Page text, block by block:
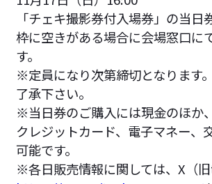
「チェキ撮影券付入場券」の当日
枠に空きがある場合に会場窓口に
す。
※定員になり次第締切となります
了承下さい。
※当日券のご購入には現金のほか
クレジットカード、電子マネー、
可能です。
※各日販売情報に関しては、X（